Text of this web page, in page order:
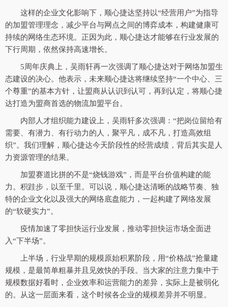
这样的企业文化影响下，顺心捷达坚持以“经营用户”为指导
的加盟管理理念，减少平台与网点之间的博弈成本，构建健康可
持续的网络生态环境。正因为此，顺心捷达才能够在行业发展的
下行周期，依然保持高速增长。
5周年庆典上，吴雨轩再一次强调了顺心捷达对于网络加盟生
态建设的决心。他表示，未来顺心捷达将继续坚持“一个中心、三
个尊重”的基本方针，让盟商从认识到认可，再到认定，将顺心捷
达打造为盟商首选的物流加盟平台。
内部人才组织能力建设上，吴雨轩多次强调：“把岗位留给有
需要、有潜力、有行动力的人，聚平凡，成不凡，打造高效组
织”。我们理解，顺心捷达今天阶段性的经营成绩，背后其实是人
力资源管理的结果。
加盟赛道比拼的不是“烧钱游戏”，而是平台价值构建的能
力。积跬步，以至千里。可以说，顺心捷达清晰的战略节奏、独
特的企业文化以及强大的网络底盘能力，一起构建了网络发展
的“软硬实力”。
疫情加速了零担快运行业发展，推动零担快运市场全面进
入“下半场”。
上半场，行业早期的规模原始积累阶段，用“价格战”抢量建
规模，是最简单粗暴并且见效快的手段。当大家的注意力集中于
规模数据好看时，企业效率和运营能力的差异，实际上是被弱化
的。从这一层面来看，这个时候各企业的规模差异并不明显。